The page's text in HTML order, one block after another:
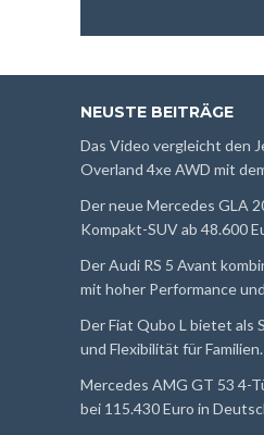
NEUSTE BEITRÄGE
Das Video vergleicht den
Overland 4xe AWD mit
Der neue Mercedes GLA
Kompakt-SUV ab 48.600
Der Audi RS 5 Avant
mit hoher Performance
Der Fiat Qubo L bietet als
und Flexibilität für Familien.
Mercedes AMG GT 53 4-
bei 115.430 Euro in